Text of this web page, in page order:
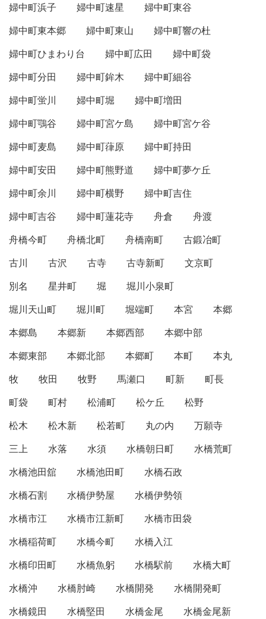
婦中町浜子
婦中町速星
婦中町東谷
婦中町東本郷
婦中町東山
婦中町響の杜
婦中町ひまわり台
婦中町広田
婦中町袋
婦中町分田
婦中町鉾木
婦中町細谷
婦中町蛍川
婦中町堀
婦中町増田
婦中町鶚谷
婦中町宮ケ島
婦中町宮ケ谷
婦中町麦島
婦中町葎原
婦中町持田
婦中町安田
婦中町熊野道
婦中町夢ケ丘
婦中町余川
婦中町横野
婦中町吉住
婦中町吉谷
婦中町蓮花寺 舟倉
舟渡
舟橋今町
舟橋北町 舟橋南町
古鍛冶町
古川
古沢 古寺 古寺新町
文京町
別名
星井町 堀
堀川小泉町
堀川天山町
堀川町 堀端町 本宮
本郷
本郷島
本郷新 本郷西部
本郷中部
本郷東部
本郷北部 本郷町 本町
本丸
牧
牧田 牧野 馬瀬口 町新
町長
町袋
町村 松浦町 松ケ丘
松野
松木
松木新 松若町 丸の内
万願寺
三上
水落 水須 水橋朝日町
水橋荒町
水橋池田舘
水橋池田町
水橋石政
水橋石割
水橋伊勢屋
水橋伊勢領
水橋市江
水橋市江新町
水橋市田袋
水橋稲荷町
水橋今町
水橋入江
水橋印田町
水橋魚躬 水橋駅前
水橋大町
水橋沖
水橋肘崎 水橋開発
水橋開発町
水橋鏡田
水橋堅田 水橋金尾
水橋金尾新